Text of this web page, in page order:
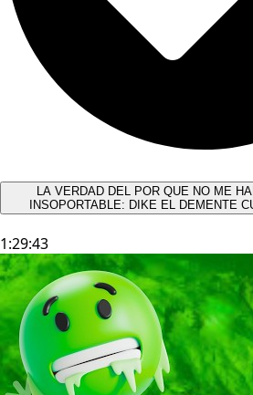
LA VERDAD DEL POR QUE NO ME
INSOPORTABLE: DIKE EL DEMENTE
1:29:43